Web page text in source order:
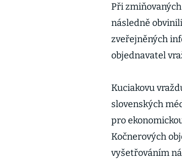
Při
následně
zveřejněných
objednavatel
Kuciakovu
slovenských
pro
Kočnerových
vyšetřováním